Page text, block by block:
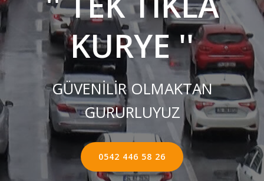
KURYE ''
GÜVENİLİR OLMAKTAN
GURURLUYUZ
0542 446 58 26